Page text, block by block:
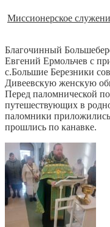
Миссионерское
Благочинный
Евгений Ермольчев с
с.Большие Березники
Дивеевскую женскую
Перед паломнической
путешествующих в
паломники
прошлись по канавке.